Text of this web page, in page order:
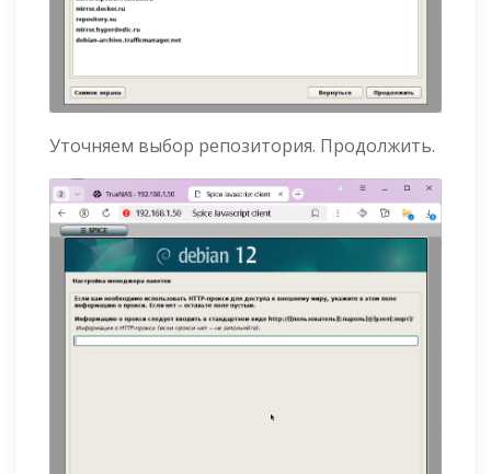
Уточняем выбор репозитория. Продолжить.